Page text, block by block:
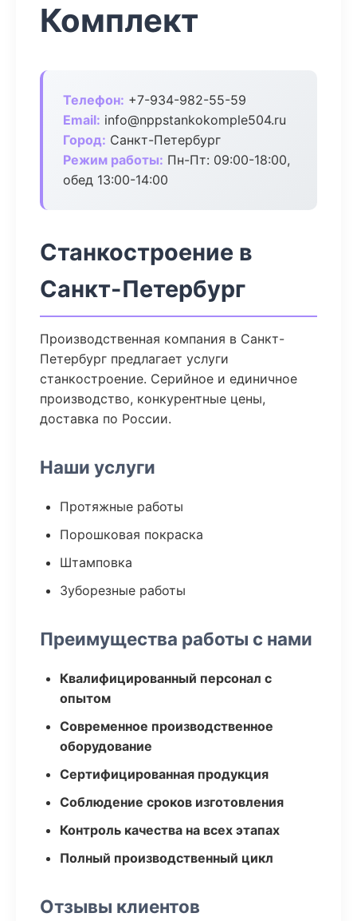
Комплект
Телефон: +7-934-982-55-59
Email: info@nppstankokomple504.ru
Город: Санкт-Петербург
Режим работы: Пн-Пт: 09:00-18:00,
обед 13:00-14:00
Станкостроение в
Санкт-Петербург
Производственная компания в Санкт-
Петербург предлагает услуги
станкостроение. Серийное и единичное
производство, конкурентные цены,
доставка по России.
Наши услуги
Протяжные работы
Порошковая покраска
Штамповка
Зуборезные работы
Преимущества работы с нами
Квалифицированный персонал с
опытом
Современное производственное
оборудование
Сертифицированная продукция
Соблюдение сроков изготовления
Контроль качества на всех этапах
Полный производственный цикл
Отзывы клиентов